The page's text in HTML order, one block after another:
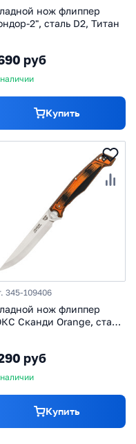
нож флиппер
2", сталь D2, Титан
руб
Купить
345-109406
нож флиппер
Сканди Orange, сталь
руб
Купить